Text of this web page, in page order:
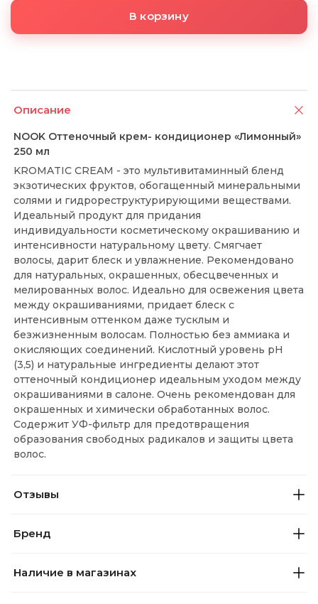
В корзину
Описание
NOOK Оттеночный крем- кондиционер «Лимонный»
250 мл
KROMATIC CREAM - это мультивитаминный бленд
экзотических фруктов, обогащенный минеральными
солями и гидрореструктурирующими веществами.
Идеальный продукт для придания
индивидуальности косметическому окрашиванию и
интенсивности натуральному цвету. Смягчает
волосы, дарит блеск и увлажнение. Рекомендовано
для натуральных, окрашенных, обесцвеченных и
мелированных волос. Идеально для освежения цвета
между окрашиваниями, придает блеск с
интенсивным оттенком даже тусклым и
безжизненным волосам. Полностью без аммиака и
окисляющих соединений. Кислотный уровень рН
(3,5) и натуральные ингредиенты делают этот
оттеночный кондиционер идеальным уходом между
окрашиваниями в салоне. Очень рекомендован для
окрашенных и химически обработанных волос.
Содержит УФ-фильтр для предотвращения
образования свободных радикалов и защиты цвета
волос.
Отзывы
Бренд
Наличие в магазинах